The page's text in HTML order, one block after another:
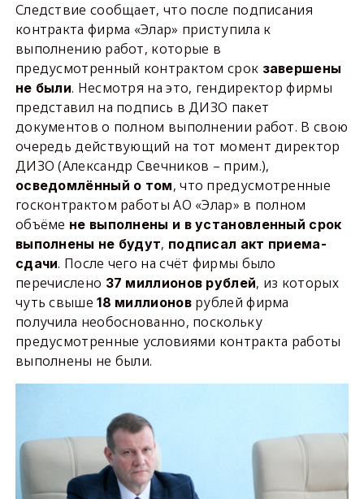
Следствие сообщает, что после подписания
контракта фирма «Элар» приступила к
выполнению работ, которые в
предусмотренный контрактом срок завершены
не были. Несмотря на это, гендиректор фирмы
представил на подпись в ДИЗО пакет
документов о полном выполнении работ. В свою
очередь действующий на тот момент директор
ДИЗО (Александр Свечников – прим.),
осведомлённый о том, что предусмотренные
госконтрактом работы АО «Элар» в полном
объёме не выполнены и в установленный срок
выполнены не будут, подписал акт приема-
сдачи. После чего на счёт фирмы было
перечислено 37 миллионов рублей, из которых
чуть свыше18 миллионоврублей фирма
получила необоснованно, поскольку
предусмотренные условиями контракта работы
выполнены не были.